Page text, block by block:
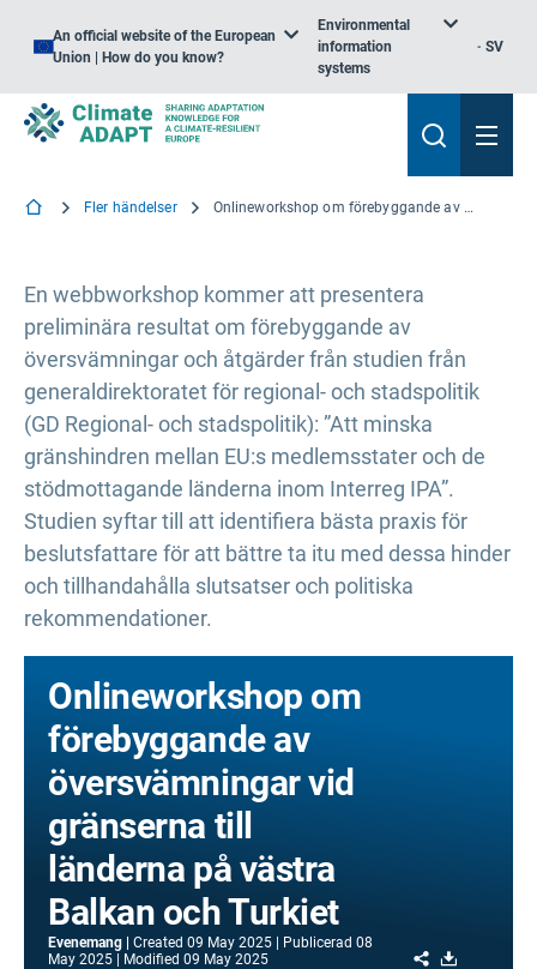
An official website of the European
Union | How do you know?
Environmental
information
systems
SV
Fler händelser Onlineworkshop om förebyggande av översvämningar vid gränserna till länderna på västra Balkan och Turkiet
En webbworkshop kommer att presentera
preliminära resultat om förebyggande av
översvämningar och åtgärder från studien från
generaldirektoratet för regional- och stadspolitik
(GD Regional- och stadspolitik): ”Att minska
gränshindren mellan EU:s medlemsstater och de
stödmottagande länderna inom Interreg IPA”.
Studien syftar till att identifiera bästa praxis för
beslutsfattare för att bättre ta itu med dessa hinder
och tillhandahålla slutsatser och politiska
rekommendationer.
Onlineworkshop om
förebyggande av
översvämningar vid
gränserna till
länderna på västra
Balkan och Turkiet
Evenemang Created 09 May 2025 Publicerad 08
May 2025
Modified 09 May 2025 Share